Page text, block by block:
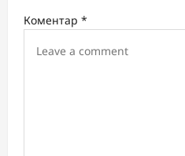
i
Коментар *